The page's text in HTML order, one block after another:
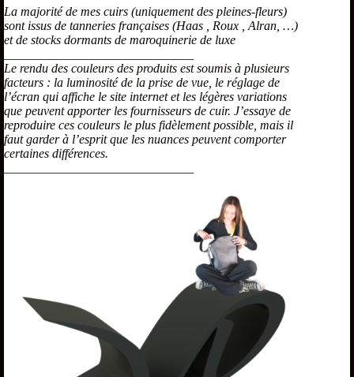
La majorité de mes cuirs (uniquement des pleines-fleurs)
sont issus de tanneries françaises (Haas , Roux , Alran, …)
et de stocks dormants de maroquinerie de luxe
Le rendu des couleurs des produits est soumis à plusieurs
facteurs : la luminosité de la prise de vue, le réglage de
l’écran qui affiche le site internet et les légères variations
que peuvent apporter les fournisseurs de cuir. J’essaye de
reproduire ces couleurs le plus fidèlement possible, mais il
faut garder à l’esprit que les nuances peuvent comporter
certaines différences.